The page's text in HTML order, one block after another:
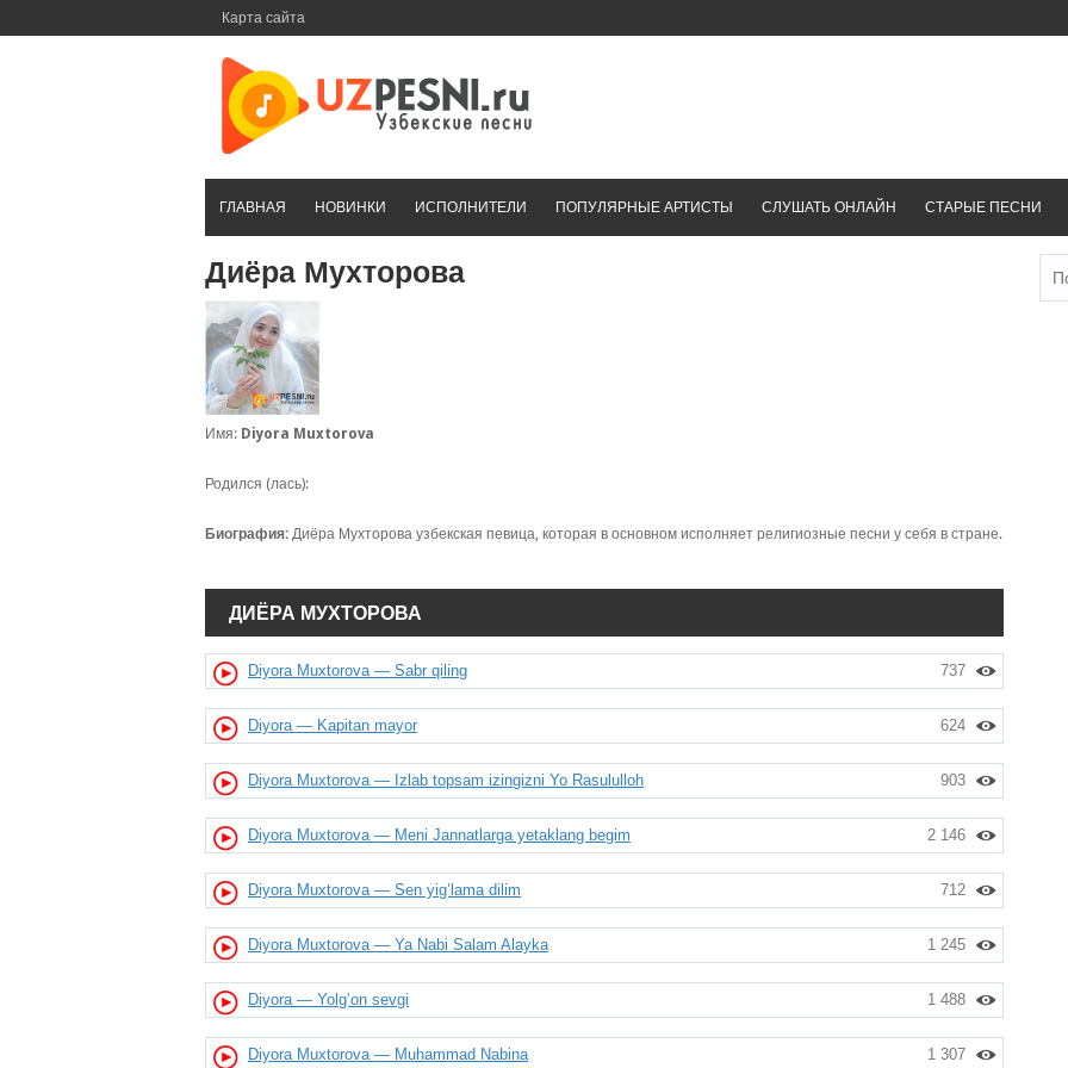
Карта сайта
ГЛАВНАЯ НОВИНКИ ИСПОЛНИТЕЛИ ПОПУЛЯРНЫЕ АРТИСТЫ СЛУШАТЬ ОНЛАЙН СТАРЫЕ ПЕСНИ
Диёра Мухторова
Имя: Diyora Muxtorova
Родился (лась):
Биография: Диёра Мухторова узбекская певица, которая в основном исполняет религиозные песни у себя в стране.
ДИЁРА МУХТОРОВА
737
Diyora Muxtorova — Sabr qiling
624
Diyora — Kapitan mayor
903
Diyora Muxtorova — Izlab topsam izingizni Yo Rasululloh
2 146
Diyora Muxtorova — Meni Jannatlarga yetaklang begim
712
Diyora Muxtorova — Sen yig’lama dilim
1 245
Diyora Muxtorova — Ya Nabi Salam Alayka
1 488
Diyora — Yolg’on sevgi
1 307
Diyora Muxtorova — Muhammad Nabina